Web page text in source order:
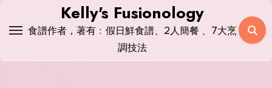
Kelly's Fusionology
食譜作者，著有﹕假日鮮食譜、2人簡餐 、7大烹
調技法